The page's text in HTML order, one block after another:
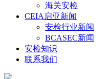
海关安检
CEIA启亚新闻
安检行业新闻
BCASEC新闻
安检知识
联系我们